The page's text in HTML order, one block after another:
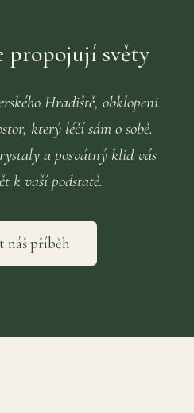
propojují světy
Hradiště, obklopeni
který léčí sám o sobě.
a posvátný klid vás
k vaší podstatě.
náš příběh